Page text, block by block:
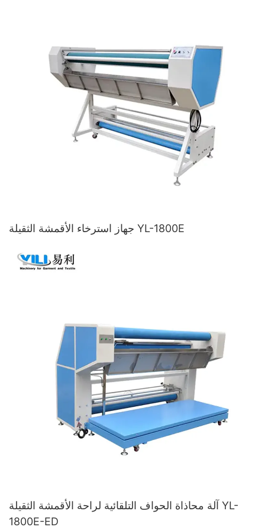
جهاز استرخاء الأقمشة الثقيلة YL-1800E
آلة محاذاة الحواف التلقائية لراحة الأقمشة الثقيلة YL-
1800E-ED